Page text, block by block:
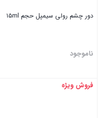
دور چشم رولی سیمپل حجم ۱۵ml
ناموجود
بستن
فروش ویژه